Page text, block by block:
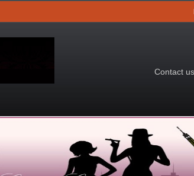
Contact us